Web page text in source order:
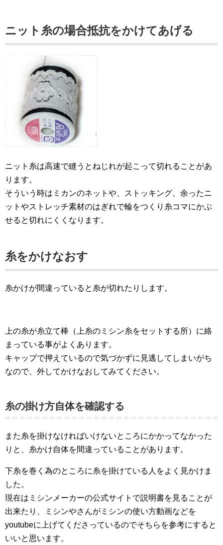
ニット糸の場合抵抗をかけてあげる
ニット糸は高速で縫うとねじれが起こって切れることがあ
ります。
そういう時はミカンのネットや、ストッキング、余ったニ
ットやストレッチ素材のはぎれで輪をつくり糸コマにかぶ
せると切れにくくなります。
糸をかけなおす
糸かけが間違っていると糸が切れたりします。
上の糸が糸立て棒（上糸のミシン糸をセットする所）に絡
まっている事がよくあります。
キャップで押えているので気づかずに見逃してしまいがち
なので、外してかけなおしてみてください。
糸の掛け方自体を確認する
また糸を掛けなければいけないところにかかってなかった
りと、糸かけ自体を間違っていることがあります。
下糸を巻く為のところに糸を掛けている人をよく見かけま
した。
現在はミシンメーカーの公式サイトで説明書を見ることが
出来たり、ミシンやさんがミシンの使い方動画などを
youtubeに上げてくださっているのでそちらを参考にすると
いいと思います。